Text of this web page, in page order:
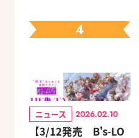
4
ニュース 2026.02.10
【3/12発売 B's-LO